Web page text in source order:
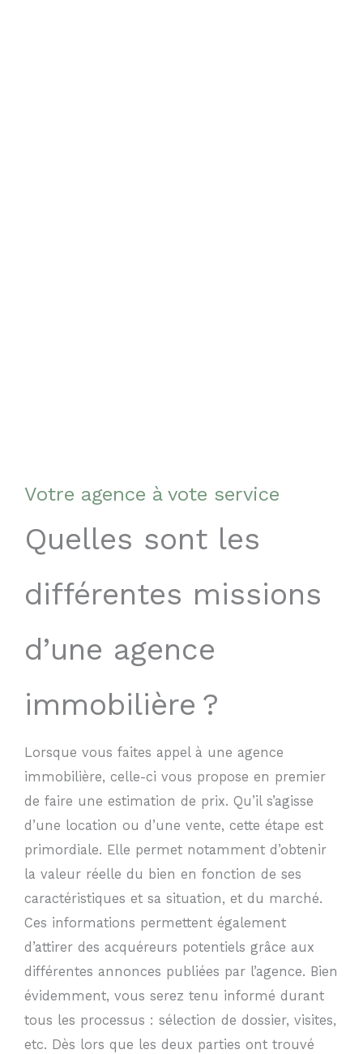
Votre agence à vote service
Quelles sont les
différentes missions
d’une agence
immobilière ?
Lorsque vous faites appel à une agence
immobilière, celle-ci vous propose en premier
de faire une estimation de prix. Qu’il s’agisse
d’une location ou d’une vente, cette étape est
primordiale. Elle permet notamment d’obtenir
la valeur réelle du bien en fonction de ses
caractéristiques et sa situation, et du marché.
Ces informations permettent également
d’attirer des acquéreurs potentiels grâce aux
différentes annonces publiées par l’agence. Bien
évidemment, vous serez tenu informé durant
tous les processus : sélection de dossier, visites,
etc. Dès lors que les deux parties ont trouvé